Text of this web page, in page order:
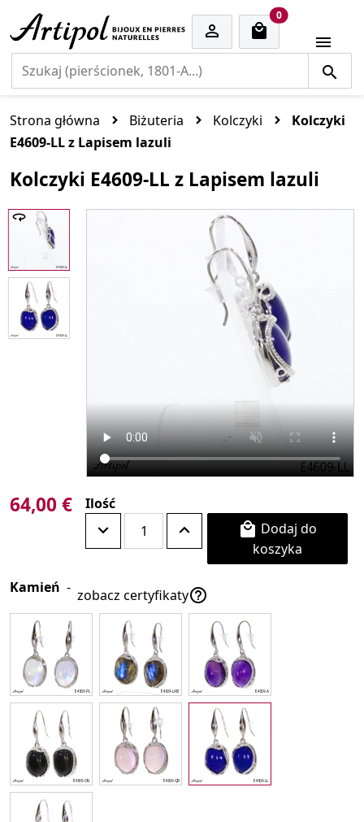

0cart items

Strona główna Biżuteria Kolczyki
Kolczyki
E4609-LL z Lapisem lazuli
Kolczyki E4609-LL z Lapisem lazuli
64,00 € Ilość

koszyka
Kamień - zobacz certyfikaty